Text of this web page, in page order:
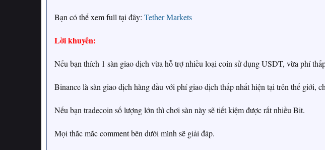
Bạn có thể xem full tại đây: Tether Markets
Lời khuyên:
Nếu bạn thích 1 sàn giao dịch vừa hỗ trợ nhiều loại coin sử dụng USDT, vừa phí
Binance là sàn giao dịch hàng đầu với phí giao dịch thấp nhất hiện tại trên thế giới,
Nếu bạn tradecoin số lượng lớn thì chơi sàn này sẽ tiết kiệm được rất nhiều Bit.
Mọi thắc mắc comment bên dưới mình sẽ giải đáp.